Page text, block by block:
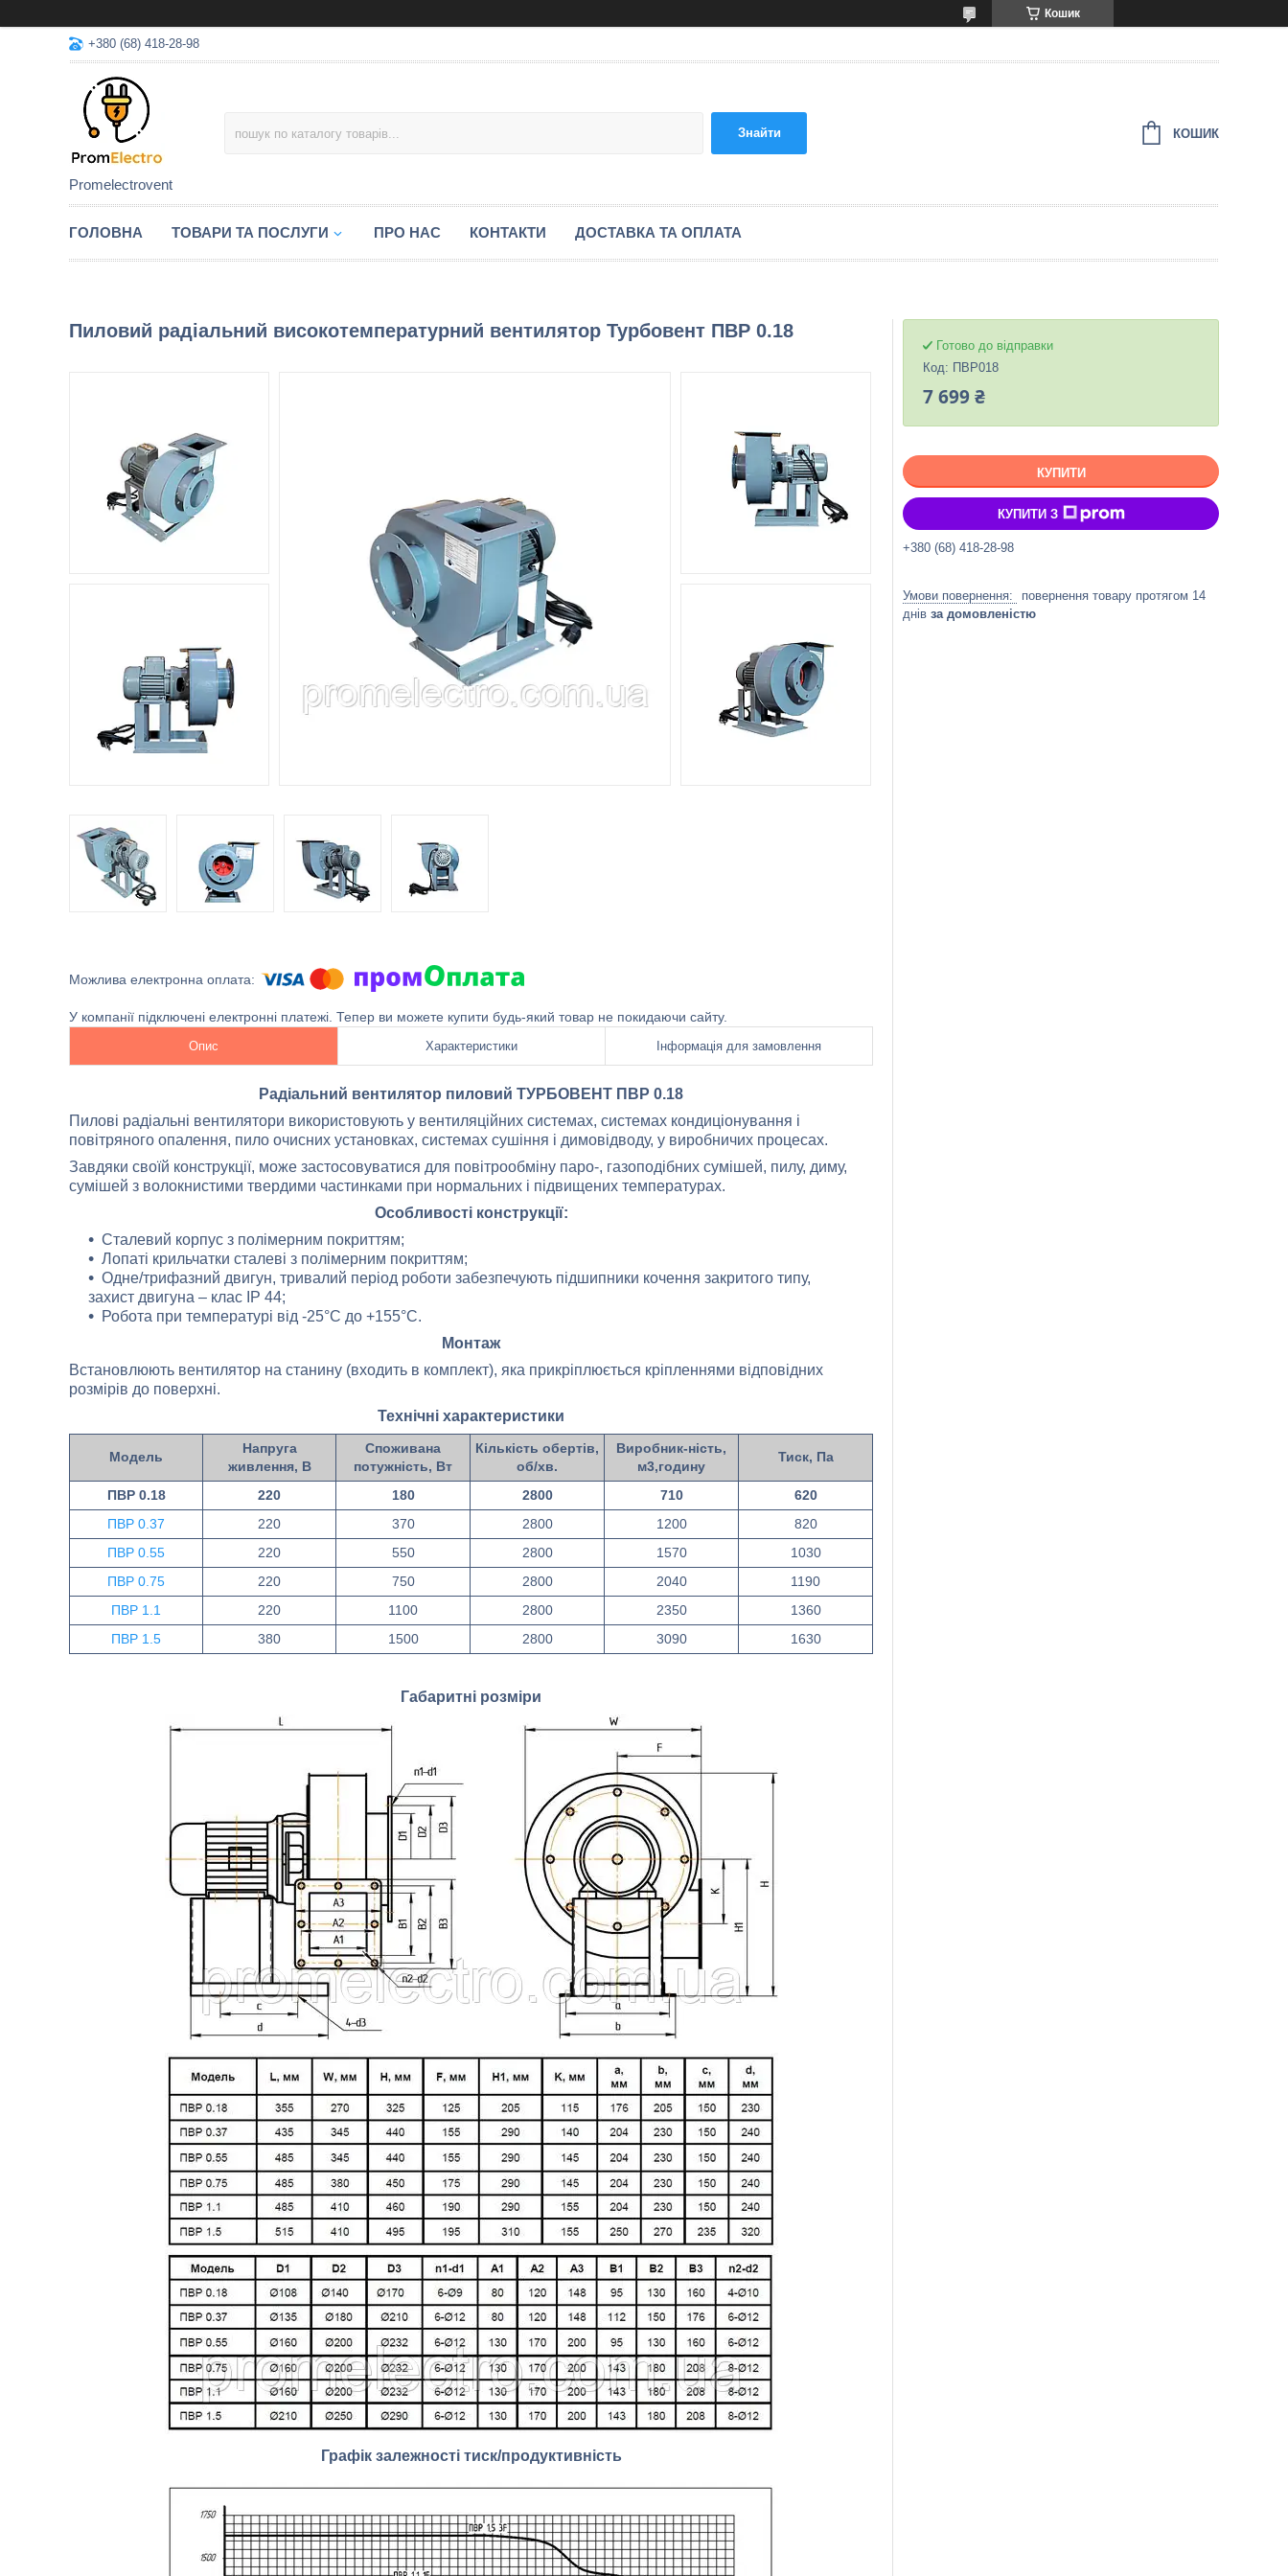
Кошик
+380 (68) 418-28-98
Promelectrovent
Знайти КОШИК
ГОЛОВНА ТОВАРИ ТА ПОСЛУГИ ПРО НАС КОНТАКТИ ДОСТАВКА ТА ОПЛАТА
Пиловий радіальний високотемпературний вентилятор Турбовент ПВР 0.18
У компанії підключені електронні платежі. Тепер ви можете купити будь-який товар не покидаючи сайту.
Опис Характеристики Інформація для замовлення
Радіальний вентилятор пиловий ТУРБОВЕНТ ПВР 0.18
Пилові радіальні вентилятори використовують у вентиляційних системах, системах кондиціонування і
повітряного опалення, пило очисних установках, системах сушіння і димовідводу, у виробничих процесах.
Завдяки своїй конструкції, може застосовуватися для повітрообміну паро-, газоподібних сумішей, пилу, диму,
сумішей з волокнистими твердими частинками при нормальних і підвищених температурах.
Особливості конструкції:
Сталевий корпус з полімерним покриттям;
Лопаті крильчатки сталеві з полімерним покриттям;
Одне/трифазний двигун, тривалий період роботи забезпечують підшипники кочення закритого типу,
захист двигуна – клас IP 44;
Робота при температурі від -25°С до +155°С.
Монтаж
Встановлюють вентилятор на станину (входить в комплект), яка прикріплюється кріпленнями відповідних
розмірів до поверхні.
Технічні характеристики
Модель
Напруга
живлення, В
Споживана
потужність, Вт
Кількість обертів,
об/хв.
Виробник-ність,
м3,годину
Тиск, Па
ПВР 0.18 220 180 2800 710
620
ПВР 0.37
220 370 2800 1200
820
ПВР 0.55
220 550 2800 1570
1030
ПВР 0.75
220 750 2800 2040
1190
ПВР 1.1
220 1100 2800 2350
1360
ПВР 1.5
380 1500 2800 3090 1630
Габаритні розміри
Графік залежності тиск/продуктивність
Готово до відправки
Код: ПВР018
7 699 ₴
КУПИТИ
КУПИТИ З
+380 (68) 418-28-98
повернення товару протягом 14
днів за домовленістю